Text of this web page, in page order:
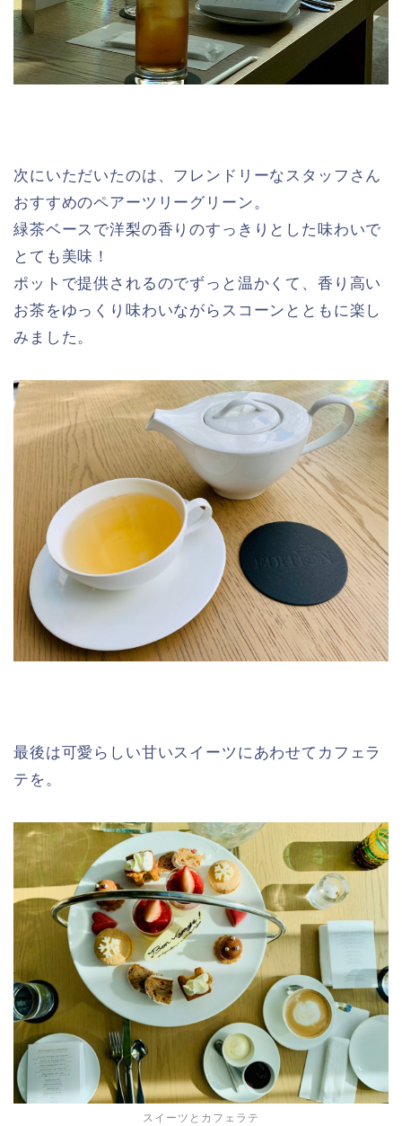
次にいただいたのは、フレンドリーなスタッフさん
おすすめのペアーツリーグリーン。
緑茶ベースで洋梨の香りのすっきりとした味わいで
とても美味！
ポットで提供されるのでずっと温かくて、香り高い
お茶をゆっくり味わいながらスコーンとともに楽し
みました。
最後は可愛らしい甘いスイーツにあわせてカフェラ
テを。
スイーツとカフェラテ